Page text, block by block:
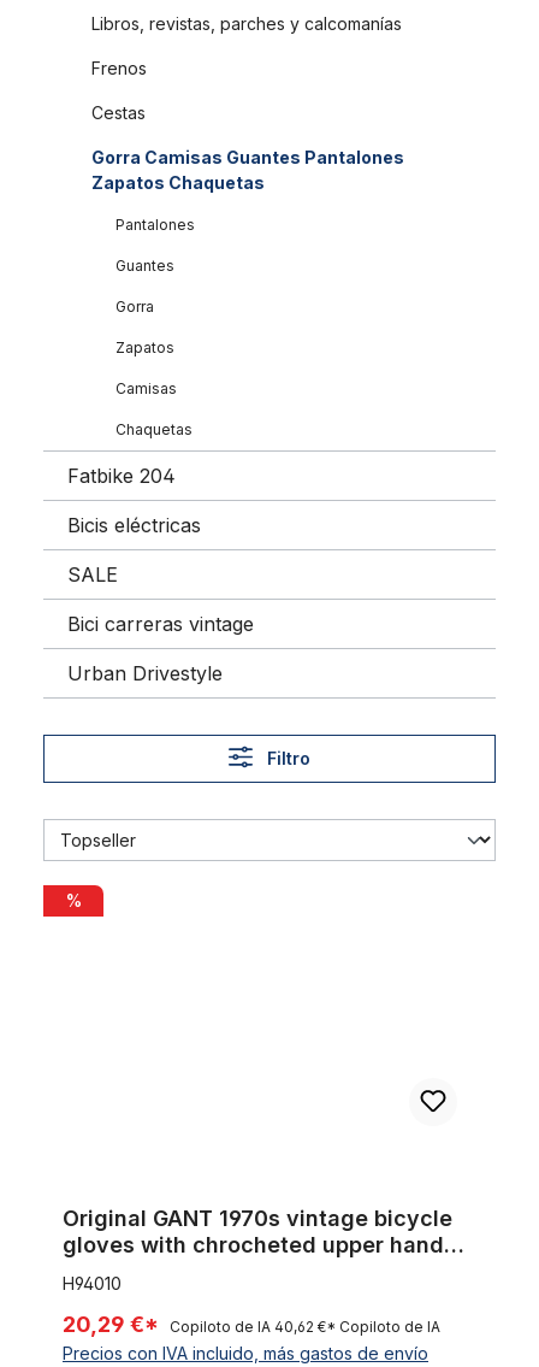
Libros, revistas, parches y calcomanías
Frenos
Cestas
Gorra Camisas Guantes Pantalones
Zapatos Chaquetas
Pantalones
Guantes
Gorra
Zapatos
Camisas
Chaquetas
Fatbike 204
Bicis eléctricas
SALE
Bici carreras vintage
Urban Drivestyle
Filtro
Original GANT 1970s vintage bicycle gloves with chrocheted
%
Original GANT 1970s vintage bicycle
gloves with chrocheted upper hand
Size 10
H94010
20,29 €* Copiloto de IA 40,62 €* Copiloto de IA
Precios con IVA incluido, más gastos de envío